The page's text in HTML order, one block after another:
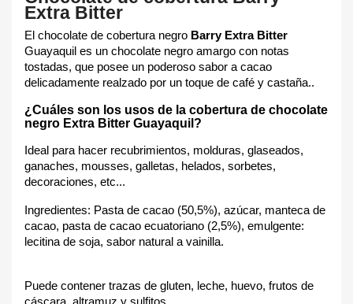
Extra Bitter
El chocolate de cobertura negro Barry Extra Bitter
Guayaquil es un chocolate negro amargo con notas
tostadas, que posee un poderoso sabor a cacao
delicadamente realzado por un toque de café y castaña..
¿Cuáles son los usos de la cobertura de chocolate
negro Extra Bitter Guayaquil?
Ideal para hacer recubrimientos, molduras, glaseados,
ganaches, mousses, galletas, helados, sorbetes,
decoraciones, etc...
Ingredientes: Pasta de cacao (50,5%), azúcar, manteca de
cacao, pasta de cacao ecuatoriano (2,5%), emulgente:
lecitina de soja, sabor natural a vainilla.
Puede contener trazas de gluten, leche, huevo, frutos de
cáscara, altramuz y sulfitos